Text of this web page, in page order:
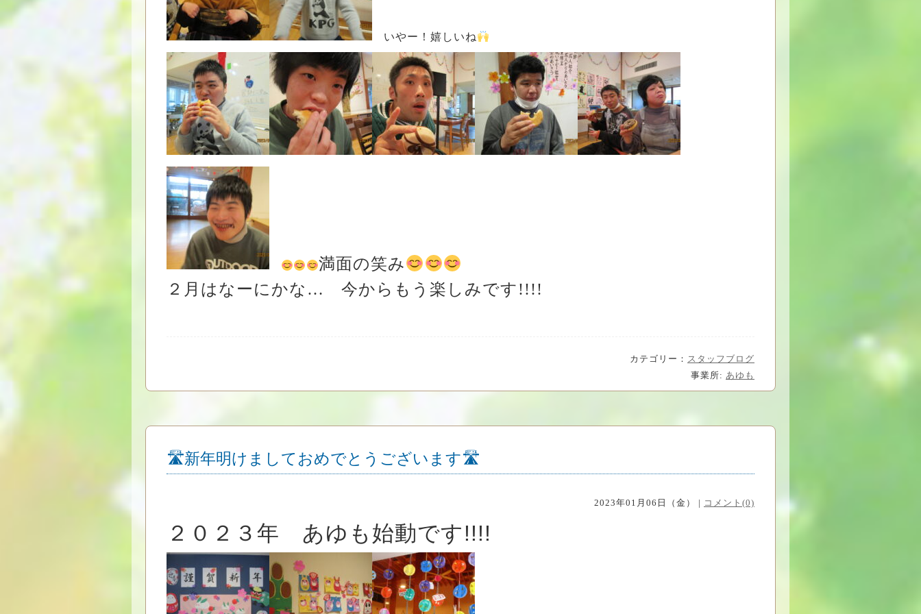
いやー！嬉しいね
満面の笑み
２月はなーにかな… 今からもう楽しみです!!!!
カテゴリー： スタッフブログ
事業所: あゆも
🛣新年明けましておめでとうございます🛣
2023年01月06日（金） | コメント(0)
２０２３年 あゆも始動です!!!!